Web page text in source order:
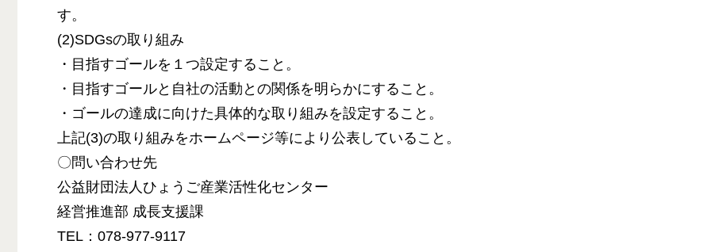
す。
(2)SDGsの取り組み
・目指すゴールを１つ設定すること。
・目指すゴールと自社の活動との関係を明らかにすること。
・ゴールの達成に向けた具体的な取り組みを設定すること。
上記(3)の取り組みをホームページ等により公表していること。
〇問い合わせ先
公益財団法人ひょうご産業活性化センター
経営推進部 成長支援課
TEL：078-977-9117